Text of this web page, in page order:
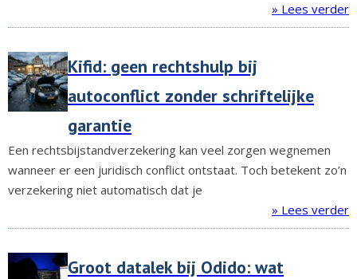
» Lees verder
Kifid: geen rechtshulp bij
autoconflict zonder schriftelijke
garantie
Een rechtsbijstandverzekering kan veel zorgen wegnemen
wanneer er een juridisch conflict ontstaat. Toch betekent zo’n
verzekering niet automatisch dat je
» Lees verder
Groot datalek bij Odido: wat